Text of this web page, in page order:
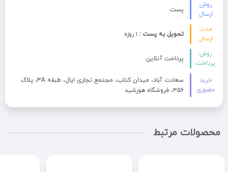
روش
ارسال
پست
مدت
ارسال
تحویل به پست :
روش
پرداخت
پرداخت آنلاین
خرید
حضوری
سعادت آباد، میدان کتاب، مجتمع تجاری اپال، طبقه 3A، پلاک
۳۵۶، فروشگاه هورشید
محصولات مرتبط